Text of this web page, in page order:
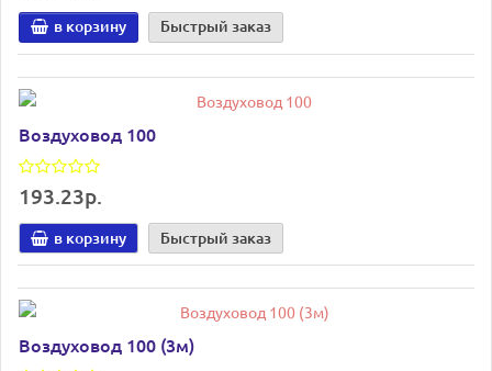
в корзину Быстрый заказ
Воздуховод 100
193.23р.
в корзину Быстрый заказ
Воздуховод 100 (3м)